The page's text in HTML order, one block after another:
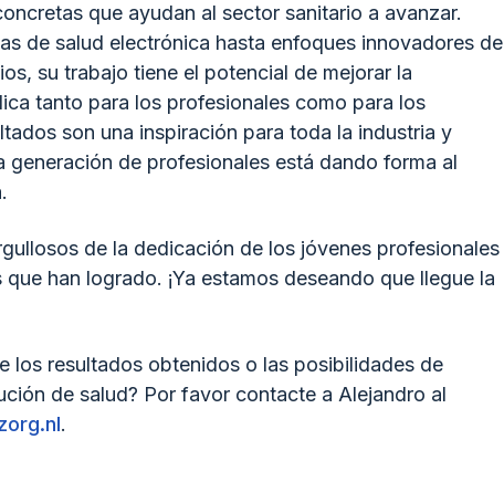
que ayudan al sector sanitario a avanzar.
de salud electrónica hasta enfoques innovadores de
su trabajo tiene el potencial de mejorar la
tanto para los profesionales como para los
son una inspiración para toda la industria y
generación de profesionales está dando forma al
de la dedicación de los jóvenes profesionales
han logrado. ¡Ya estamos deseando que llegue la
los resultados obtenidos o las posibilidades de
de salud? Por favor contacte a Alejandro al
.